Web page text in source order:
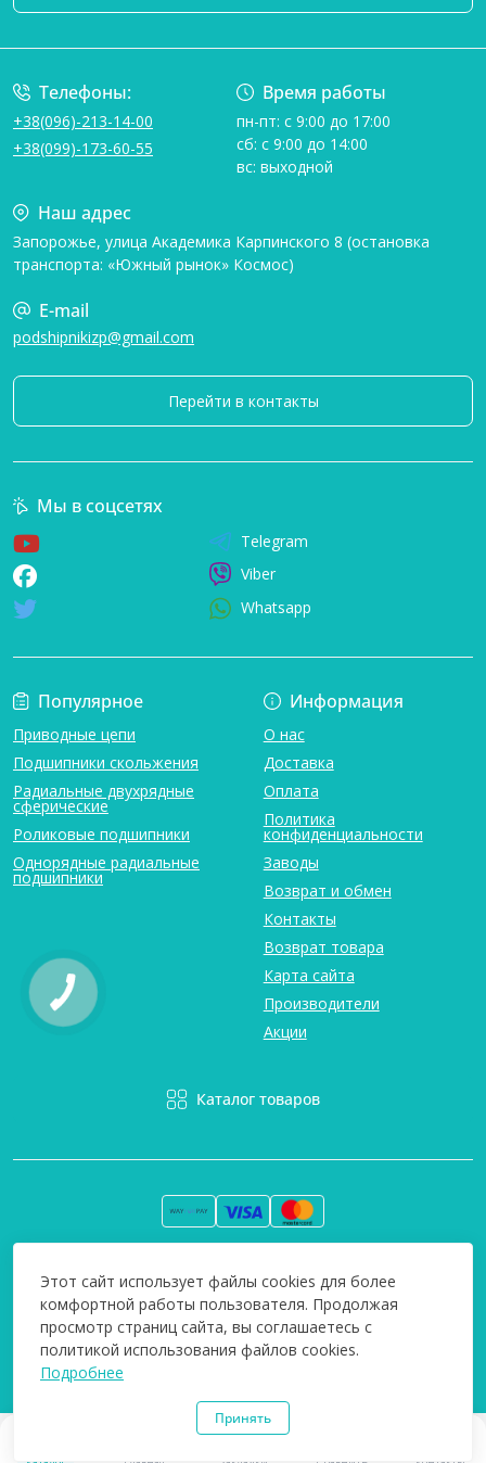
0
Телефоны:
+38(096)-213-14-00
+38(099)-173-60-55
Время работы
пн-пт: с 9:00 до 17:00
сб: с 9:00 до 14:00
вс: выходной
Наш адрес
Запорожье, улица Академика Карпинского 8 (остановка
транспорта: «Южный рынок» Космос)
E-mail
podshipnikizp@gmail.com
Перейти в контакты
Популярное
Приводные цепи
Подшипники скольжения
Радиальные двухрядные
сферические
Роликовые подшипники
Однорядные радиальные
подшипники
Информация
О нас
Доставка
Оплата
Политика
конфиденциальности
Заводы
Возврат и обмен
Контакты
Возврат товара
Карта сайта
Производители
Акции
Каталог товаров
Мы в соцсетях
Telegram
Viber
Whatsapp
ответственность за любые неточности. Технополіс © 2008-
2026
Этот сайт использует файлы cookies для более
комфортной работы пользователя. Продолжая
просмотр страниц сайта, вы соглашаетесь с
политикой использования файлов cookies.
Подробнее
Принять